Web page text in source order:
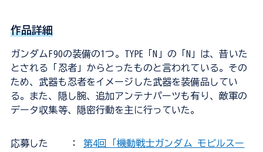
作品詳細
ガンダムF90の装備の1つ。TYPE「N」の「N」は、昔いた
とされる「忍者」からとったものと言われている。その
ため、武器も忍者をイメージした武器を装備品してい
る。また、隠し腕、追加アンテナパーツも有り、敵軍の
データ収集等、隠密行動を主に行っていた。
応募した
：第4回「機動戦士ガンダム モビルスー